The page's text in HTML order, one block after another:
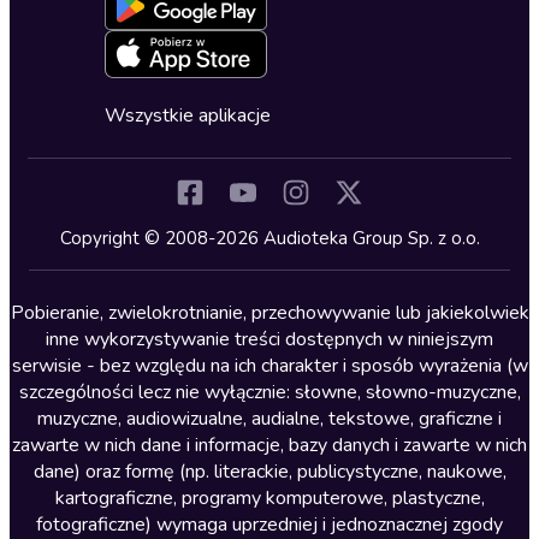
Kryminały
Lektury szkolne
Literatura anglojęzyczna
Literatura faktu
Literatura obyczajowa
Literatura piękna obca
Literatura piękna polska
Nagrania relaksacyjne
Deklaracja dostępności
Oferta dla firm i bibliotek
Zapowiedzi
Cykle audiobooków
Wszystkie aplikacje
Copyright © 2008-2026 Audioteka Group Sp. z o.o.
Pobieranie, zwielokrotnianie, przechowywanie lub jakiekolwiek
inne wykorzystywanie treści dostępnych w niniejszym
serwisie - bez względu na ich charakter i sposób wyrażenia (w
szczególności lecz nie wyłącznie: słowne, słowno-muzyczne,
muzyczne, audiowizualne, audialne, tekstowe, graficzne i
zawarte w nich dane i informacje, bazy danych i zawarte w nich
dane) oraz formę (np. literackie, publicystyczne, naukowe,
kartograficzne, programy komputerowe, plastyczne,
fotograficzne) wymaga uprzedniej i jednoznacznej zgody